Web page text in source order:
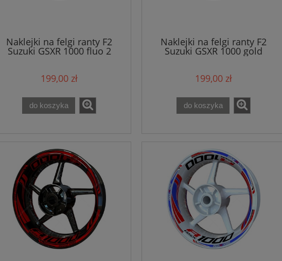
Naklejki na felgi ranty F2
Suzuki GSXR 1000 fluo 2
199,00 zł
do koszyka
Naklejki na felgi ranty F2
Suzuki GSXR 1000 gold
199,00 zł
do koszyka